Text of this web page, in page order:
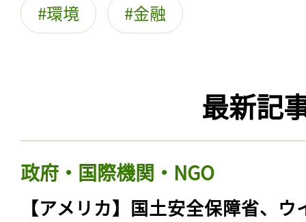
環境 金融
最新記
政府・国際機関・NGO
【アメリカ】国土安全保障省、ウ